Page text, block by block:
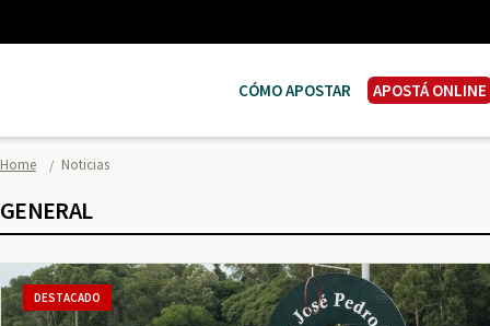
CÓMO APOSTAR APOSTÁ ONLINE
Home Noticias
GENERAL
DESTACADO